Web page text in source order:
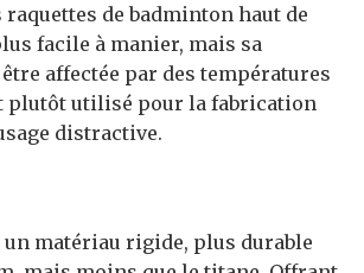
de badminton haut de
facile à manier, mais sa
affectée par des températures
plutôt utilisé pour la fabrication
distractive.
matériau rigide, plus durable